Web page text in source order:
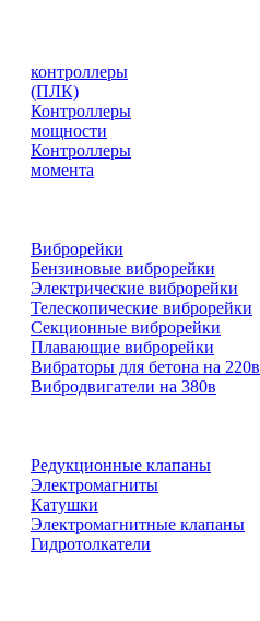
контроллеры
(ПЛК)
Контроллеры
мощности
Контроллеры
момента
Виброрейки
Бензиновые виброрейки
Электрические виброрейки
Телескопические виброрейки
Секционные виброрейки
Плавающие виброрейки
Вибраторы для бетона на 220в
Вибродвигатели на 380в
Редукционные клапаны
Электромагниты
Катушки
Электромагнитные клапаны
Гидротолкатели